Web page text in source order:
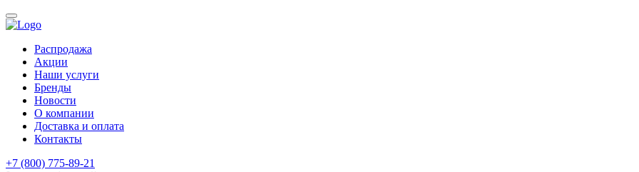
Распродажа
Акции
Наши услуги
Бренды
Новости
О компании
Доставка и оплата
Контакты
+7 (800) 775-89-21